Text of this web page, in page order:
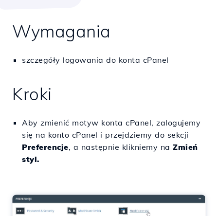
Wymagania
szczegóły logowania do konta cPanel
Kroki
Aby zmienić motyw konta cPanel, zalogujemy
się na konto cPanel i przejdziemy do sekcji
Preferencje, a następnie klikniemy na Zmień
styl.